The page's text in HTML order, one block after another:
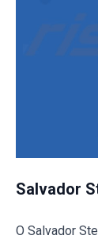
Salvador
O Salvador